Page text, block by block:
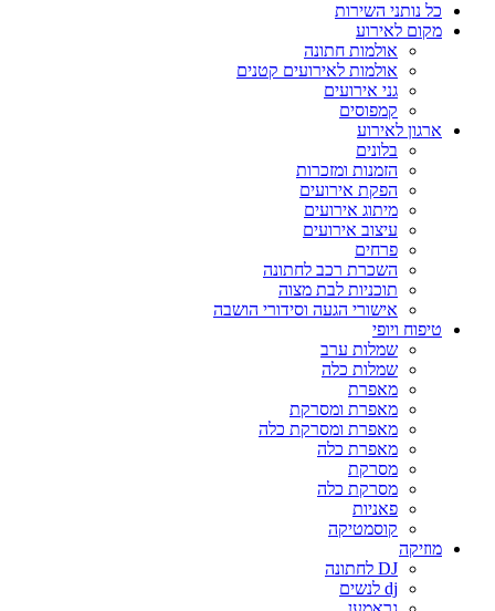
כל נותני השירות
מקום לאירוע
אולמות חתונה
אולמות לאירועים קטנים
גני אירועים
קמפוסים
ארגון לאירוע
בלונים
הזמנות ומזכרות
הפקת אירועים
מיתוג אירועים
עיצוב אירועים
פרחים
השכרת רכב לחתונה
תוכניות לבת מצוה
אישורי הגעה וסידורי הושבה
טיפוח ויופי
שמלות ערב
שמלות כלה
מאפרת
מאפרת ומסרקת
מאפרת ומסרקת כלה
מאפרת כלה
מסרקת
מסרקת כלה
פאניות
קוסמטיקה
מוזיקה
DJ לחתונה
dj לנשים